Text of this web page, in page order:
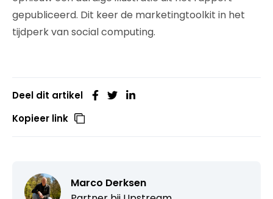
gepubliceerd. Dit keer de marketingtoolkit in het
tijdperk van social computing.
Deel dit artikel
Kopieer link
Marco Derksen